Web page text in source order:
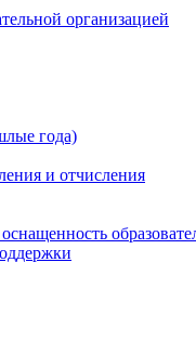
организацией
года)
и отчисления